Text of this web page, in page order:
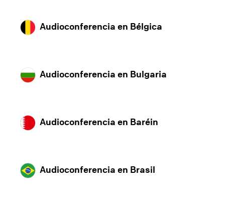
Audioconferencia en Bélgica
Audioconferencia en Bulgaria
Audioconferencia en Baréin
Audioconferencia en Brasil